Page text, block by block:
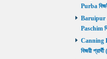
Purba
Baruipur
Paschim
Canning
বিজয়ী